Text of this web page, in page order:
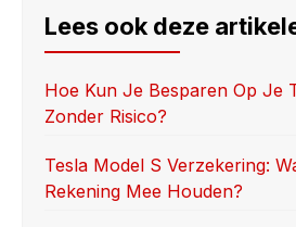
e
b
o
o
k
o
d
o
n
e
Lees ook deze
Hoe Kun Je Besparen Op Je
Zonder Risico?
Tesla Model S Verzekering:
Rekening Mee Houden?